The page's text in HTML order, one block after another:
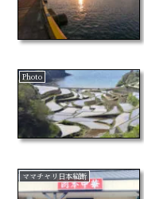
Photo
ママチャリ日本縦断